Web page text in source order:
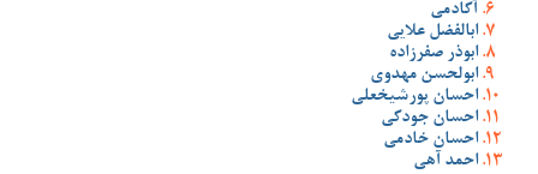
آکادمی
ابالفضل علایی
ابوذر صفرزاده
ابولحسن مهدوی
احسان پورشیخعلی
احسان جودکی
احسان خادمی
احمد آهی